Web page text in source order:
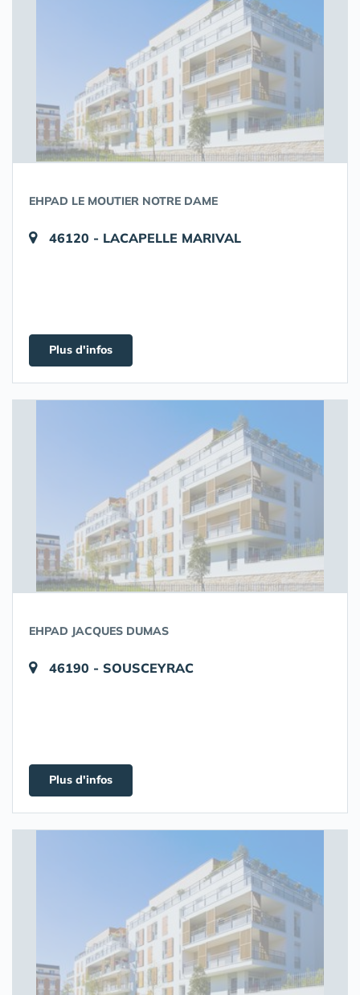
EHPAD LE MOUTIER NOTRE DAME
46120 - LACAPELLE MARIVAL
Plus d'infos
EHPAD JACQUES DUMAS
46190 - SOUSCEYRAC
Plus d'infos